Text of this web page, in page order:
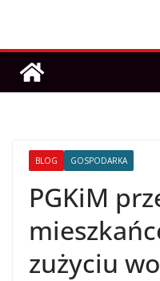
BLOG GOSPODARKA
PGKiM
zużyciu